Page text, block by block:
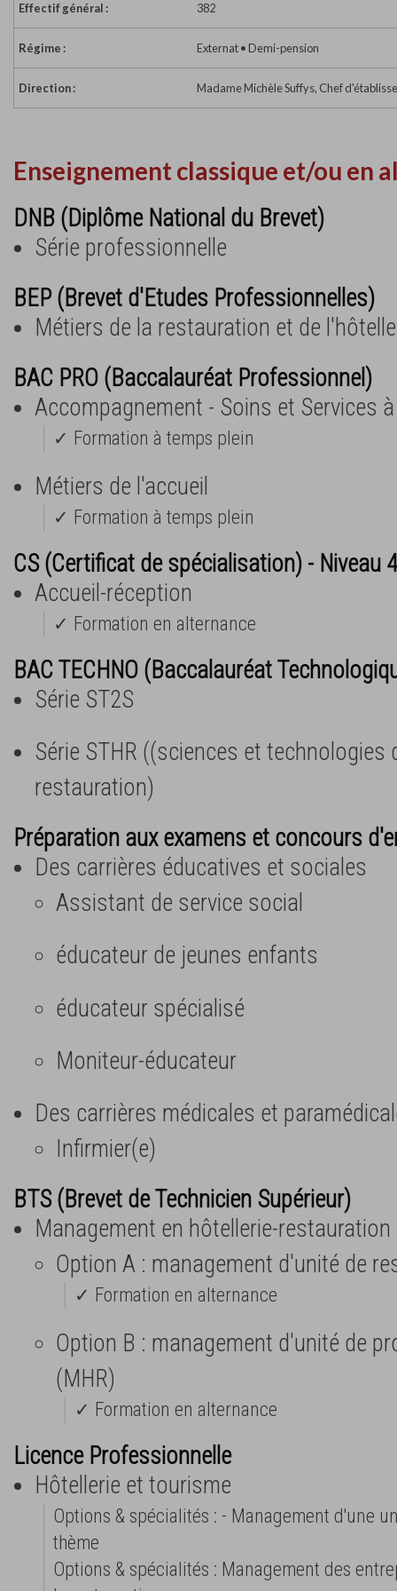
Effectif général : 382
Régime : Externat • Demi-pension
Direction : Madame Michèle Suffys, Chef
Enseignement classique et/ou en
DNB (Diplôme National du Brevet)
Série professionnelle
BEP (Brevet d'Etudes Professionnelles)
Métiers de la restauration et de
BAC PRO (Baccalauréat Professionnel)
Accompagnement - Soins et Services
✓ Formation à temps plein
Métiers de l'accueil
✓ Formation à temps plein
CS (Certificat de spécialisation) - Niveau 4
Accueil-réception
✓ Formation en alternance
BAC TECHNO (Baccalauréat
Série ST2S
Série STHR ((sciences et technologies
restauration)
Préparation aux examens et concours
Des carrières éducatives et sociales
Assistant de service social
éducateur de jeunes enfants
éducateur spécialisé
Moniteur-éducateur
Des carrières médicales et
Infirmier(e)
BTS (Brevet de Technicien Supérieur)
Management en hôtellerie-restauration
Option A : management d'unité de
✓ Formation en alternance
Option B : management d'unité de
(MHR)
✓ Formation en alternance
Licence Professionnelle
Hôtellerie et tourisme
Options & spécialités : - Management d'une
thème
Options & spécialités : Management des